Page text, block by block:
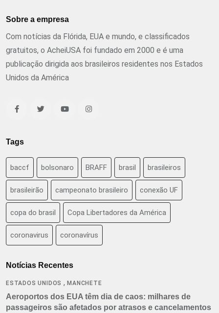
Sobre a empresa
Com notícias da Flórida, EUA e mundo, e classificados
gratuitos, o AcheiUSA foi fundado em 2000 e é uma
publicação dirigida aos brasileiros residentes nos Estados
Unidos da América
Tags
baccf bolsonaro BRAFF brasil brasileiros
brasileirão campeonato brasileiro conexão UF
copa do brasil Copa Libertadores da América
coronavirus coronavírus
Notícias Recentes
ESTADOS UNIDOS ,MANCHETE
Aeroportos dos EUA têm dia de caos: milhares de
passageiros são afetados por atrasos e cancelamentos